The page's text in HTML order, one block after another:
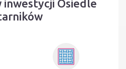
Osiedle